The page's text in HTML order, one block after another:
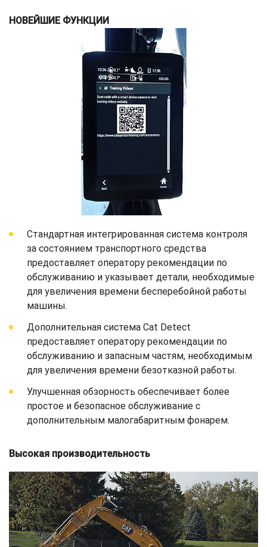
НОВЕЙШИЕ ФУНКЦИИ
Стандартная интегрированная система контроля
за состоянием транспортного средства
предоставляет оператору рекомендации по
обслуживанию и указывает детали, необходимые
для увеличения времени бесперебойной работы
машины.
Дополнительная система Cat Detect
предоставляет оператору рекомендации по
обслуживанию и запасным частям, необходимым
для увеличения времени безотказной работы.
Улучшенная обзорность обеспечивает более
простое и безопасное обслуживание с
дополнительным малогабаритным фонарем.
Высокая производительность